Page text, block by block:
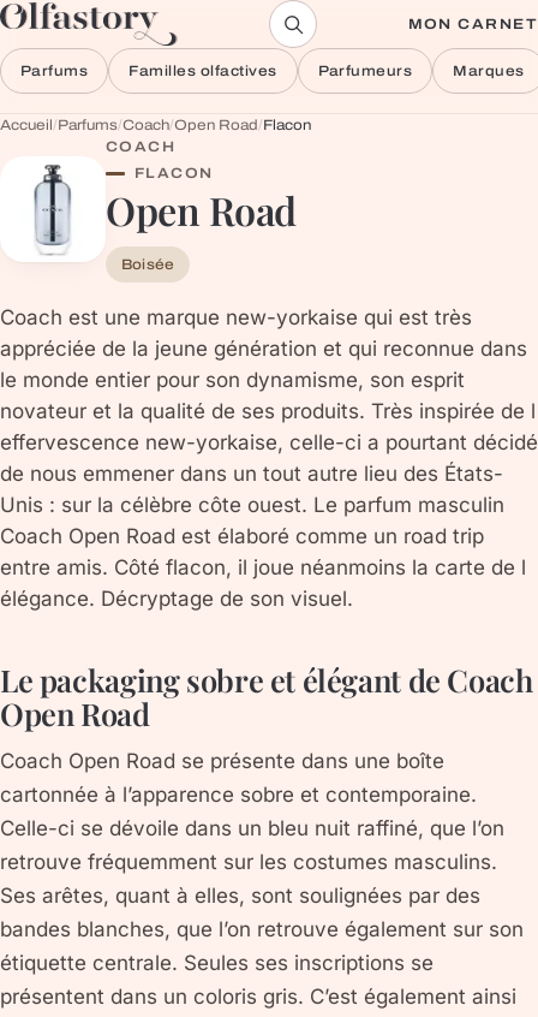
Aller au contenu MON CARNET
Parfums Familles olfactives Parfumeurs Marques
Accueil/Parfums/Coach/Open Road/Flacon
COACH
FLACON
Open Road
Boisée
Coach est une marque new-yorkaise qui est très
appréciée de la jeune génération et qui reconnue dans
le monde entier pour son dynamisme, son esprit
novateur et la qualité de ses produits. Très inspirée de l
effervescence new-yorkaise, celle-ci a pourtant décidé
de nous emmener dans un tout autre lieu des États-
Unis : sur la célèbre côte ouest. Le parfum masculin
Coach Open Road est élaboré comme un road trip
entre amis. Côté flacon, il joue néanmoins la carte de l
élégance. Décryptage de son visuel.
Le packaging sobre et élégant de Coach
Open Road
Coach Open Road se présente dans une boîte
cartonnée à l’apparence sobre et contemporaine.
Celle-ci se dévoile dans un bleu nuit raffiné, que l’on
retrouve fréquemment sur les costumes masculins.
Ses arêtes, quant à elles, sont soulignées par des
bandes blanches, que l’on retrouve également sur son
étiquette centrale. Seules ses inscriptions se
présentent dans un coloris gris. C’est également ainsi